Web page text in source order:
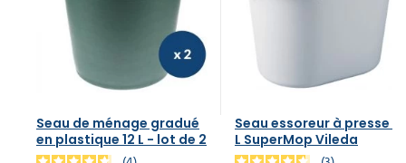
Seau de ménage gradué
en plastique 12 L - lot de 2
Seau essoreur à presse 10
L SuperMop Vileda